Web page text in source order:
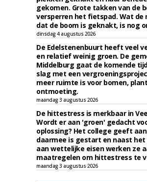
gekomen. Grote takken van de
versperren het fietspad. Wat de
dat de boom is geknakt, is nog
dinsdag 4 augustus 2026
De Edelstenenbuurt heeft veel
en relatief weinig groen. De
Middelburg gaat de komende
slag met een
meer ruimte is voor bomen,
ontmoeting.
maandag 3 augustus 2026
De hittestress is merkbaar in
Wordt er aan 'groen' gedacht
oplossing? Het college geeft
daarmee is gestart en naast het
aan wettelijke eisen werken ze
maatregelen om hittestress te
maandag 3 augustus 2026